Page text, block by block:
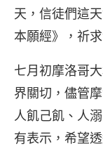
天，信徒們這
本願經》，祈
七月初摩洛哥
界關切，儘管
人飢己飢、人
有表示，希望